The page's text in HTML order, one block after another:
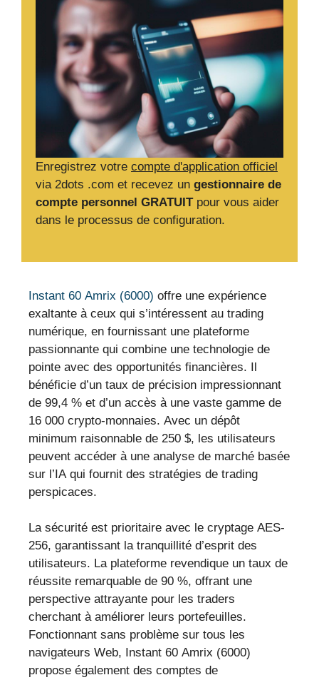
Enregistrez votre compte d'application officiel
via 2dots .com et recevez un gestionnaire de
compte personnel GRATUITpour vous aider
dans le processus de configuration.
Instant 60 Amrix (6000) offre une expérience
exaltante à ceux qui s’intéressent au trading
numérique, en fournissant une plateforme
passionnante qui combine une technologie de
pointe avec des opportunités financières. Il
bénéficie d’un taux de précision impressionnant
de 99,4 % et d’un accès à une vaste gamme de
16 000 crypto-monnaies. Avec un dépôt
minimum raisonnable de 250 $, les utilisateurs
peuvent accéder à une analyse de marché basée
sur l’IA qui fournit des stratégies de trading
perspicaces.
La sécurité est prioritaire avec le cryptage AES-
256, garantissant la tranquillité d’esprit des
utilisateurs. La plateforme revendique un taux de
réussite remarquable de 90 %, offrant une
perspective attrayante pour les traders
cherchant à améliorer leurs portefeuilles.
Fonctionnant sans problème sur tous les
navigateurs Web, Instant 60 Amrix (6000)
propose également des comptes de